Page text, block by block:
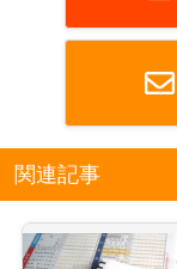
関連記事